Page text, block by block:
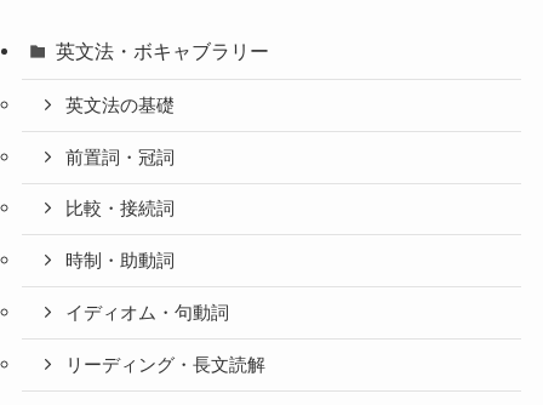
英文法・ボキャブラリー
英文法の基礎
前置詞・冠詞
比較・接続詞
時制・助動詞
イディオム・句動詞
リーディング・長文読解